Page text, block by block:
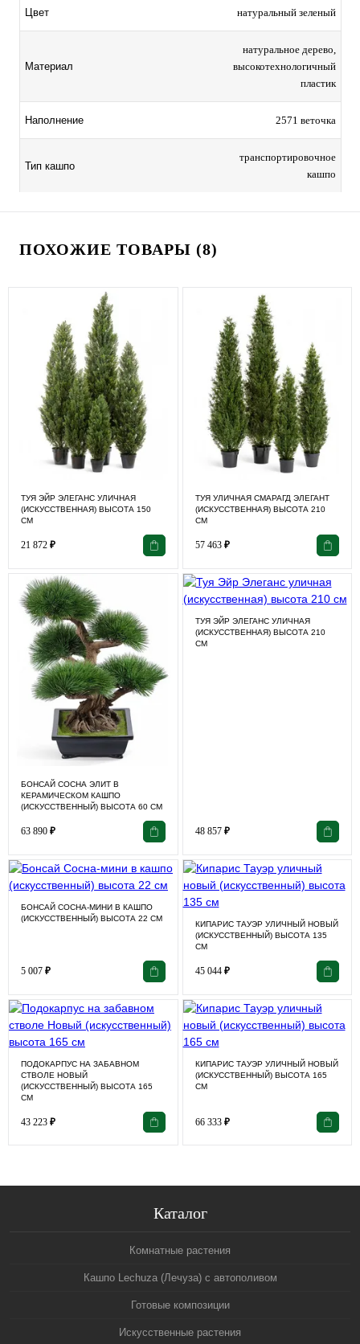
Цвет натуральный зеленый
Материал
натуральное дерево,
высокотехнологичный
пластик
Наполнение 2571 веточка
Тип кашпо
транспортировочное
кашпо
ПОХОЖИЕ ТОВАРЫ (8)
ТУЯ ЭЙР ЭЛЕГАНС УЛИЧНАЯ
(ИСКУССТВЕННАЯ) ВЫСОТА 150
СМ
21 872 ₽
ТУЯ УЛИЧНАЯ СМАРАГД ЭЛЕГАНТ
(ИСКУССТВЕННАЯ) ВЫСОТА 210
СМ
57 463 ₽
БОНСАЙ СОСНА ЭЛИТ В
КЕРАМИЧЕСКОМ КАШПО
(ИСКУССТВЕННЫЙ) ВЫСОТА 60 СМ
63 890 ₽
ТУЯ ЭЙР ЭЛЕГАНС УЛИЧНАЯ
(ИСКУССТВЕННАЯ) ВЫСОТА 210
СМ
48 857 ₽
БОНСАЙ СОСНА-МИНИ В КАШПО
(ИСКУССТВЕННЫЙ) ВЫСОТА 22 СМ
5 007 ₽
КИПАРИС ТАУЭР УЛИЧНЫЙ НОВЫЙ
(ИСКУССТВЕННЫЙ) ВЫСОТА 135
СМ
45 044 ₽
ПОДОКАРПУС НА ЗАБАВНОМ
СТВОЛЕ НОВЫЙ
(ИСКУССТВЕННЫЙ) ВЫСОТА 165
СМ
43 223 ₽
КИПАРИС ТАУЭР УЛИЧНЫЙ НОВЫЙ
(ИСКУССТВЕННЫЙ) ВЫСОТА 165
СМ
66 333 ₽
Каталог
Комнатные растения
Кашпо Lechuza (Лечуза) с автополивом
Готовые композиции
Искусственные растения